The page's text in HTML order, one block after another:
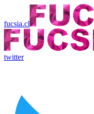
fucsia.cl
twitter